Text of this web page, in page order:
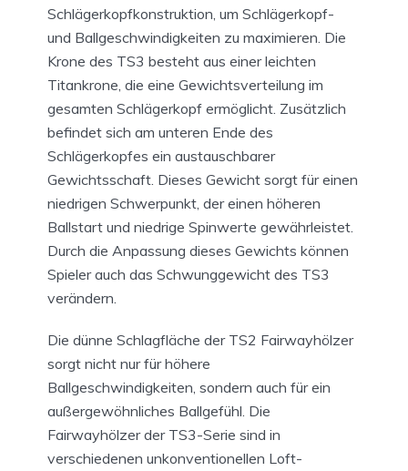
Schlägerkopfkonstruktion, um Schlägerkopf-
und Ballgeschwindigkeiten zu maximieren. Die
Krone des TS3 besteht aus einer leichten
Titankrone, die eine Gewichtsverteilung im
gesamten Schlägerkopf ermöglicht. Zusätzlich
befindet sich am unteren Ende des
Schlägerkopfes ein austauschbarer
Gewichtsschaft. Dieses Gewicht sorgt für einen
niedrigen Schwerpunkt, der einen höheren
Ballstart und niedrige Spinwerte gewährleistet.
Durch die Anpassung dieses Gewichts können
Spieler auch das Schwunggewicht des TS3
verändern.
Die dünne Schlagfläche der TS2 Fairwayhölzer
sorgt nicht nur für höhere
Ballgeschwindigkeiten, sondern auch für ein
außergewöhnliches Ballgefühl. Die
Fairwayhölzer der TS3-Serie sind in
verschiedenen unkonventionellen Loft-